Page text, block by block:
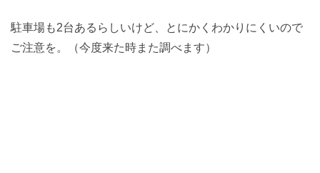
駐車場も2台あるらしいけど、とにかくわかりにくいので
ご注意を。（今度来た時また調べます）